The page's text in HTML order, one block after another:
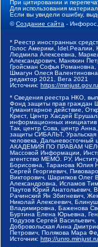
При цитировании и
Для использования
Если вы увидели ошибку,
©Создание сайта -
* Реестр иностранных
Голос Америки, Idel.Реалии,
Людмила Алексеевна,
Александрович, Маняхин
Гройсман Софья Романовна,
Шмагун Олеся
редактор 2021, Вега 2021
Источник: https://
* Сведения реестра НКО,
Фонд защиты прав граждан
Гуманитарное действие,
Крест, Центр Хасдей
информационных инициатив
Так, центр Сова, центр
защиты СИБАЛЬТ, Уральская
человека, Дальневосточный
АКАДЕМИЯ ПО ПРАВАМ
Массовой Информации,
агентство МЕМО. РУ,
Борисовна, Таранова Юлия
Сергей Георгиевич,
Викторович, Шарипков Олег
Александровна, Исламов
Паутов Юрий Анатольевич,
Рачинский Ян Збигневич,
Николай Алексеевич,
Владимировна, Баженова
Буртина Елена Юрьевна,
Подузов Сергей
Добровольская Анна
Петрович, Полякова Мара
Источник: http://